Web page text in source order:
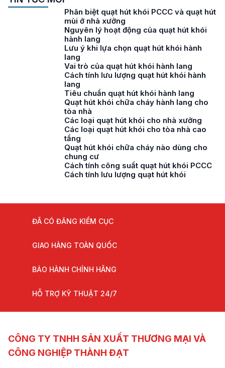
Phân biệt quạt hút khói PCCC và quạt hút
mùi ở nhà xưởng
Nguyên lý hoạt động của quạt hút khói
hành lang
Lưu ý khi lựa chọn quạt hút khói hành
lang
Vai trò của quạt hút khói hành lang
Cách tính lưu lượng quạt hút khói hành
lang
Tiêu chuẩn quạt hút khói hành lang
Quạt hút khói chữa cháy hành lang cho
tòa nhà
Các loại quạt hút khói cho nhà xưởng
Các loại quạt hút khói cho tòa nhà cao
tầng
Quạt hút khói chữa cháy nào dùng cho
chung cư
Cách tính công suất quạt hút khói PCCC
Cách tính lưu lượng quạt hút khói
ĐÃ CÓ ĐĂNG KIỂM CỤC
GIAO HÀNG TOÀN QUỐC
BẢO HÀNH CHÍNH HÃNG
HỖ TRỢ KỸ THUẬT 24/7
CÔNG TY TNHH SẢN XUẤT THƯƠNG MẠI VÀ
CÔNG NGHIỆP THÀNH ĐẠT